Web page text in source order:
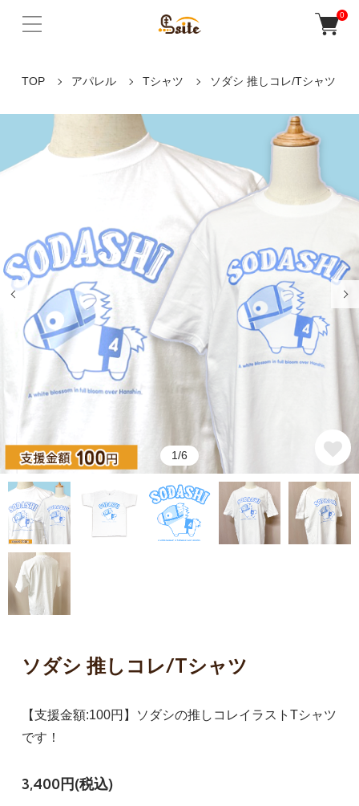
0
TOP アパレル Tシャツ ソダシ 推しコレ/Tシャツ
1/6
ソダシ 推しコレ/Tシャツ
【支援金額:100円】ソダシの推しコレイラストTシャツ
です！
3,400円(税込)